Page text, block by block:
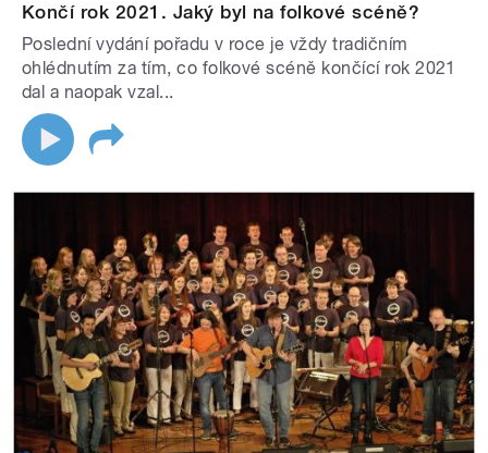
Končí rok 2021. Jaký byl na folkové scéně?
Poslední vydání pořadu v roce je vždy tradičním
ohlédnutím za tím, co folkové scéně končící rok 2021
dal a naopak vzal...